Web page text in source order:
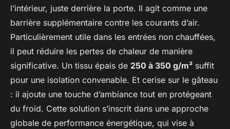
l’intérieur, juste derrière la porte. Il agit comme une
barrière supplémentaire contre les courants d’air.
Particulièrement utile dans les entrées non chauffées,
il peut réduire les pertes de chaleur de manière
significative. Un tissu épais de 250 à 350 g/m² suffit
pour une isolation convenable. Et cerise sur le gâteau
: il ajoute une touche d’ambiance tout en protégeant
du froid. Cette solution s’inscrit dans une approche
globale de performance énergétique, qui vise à